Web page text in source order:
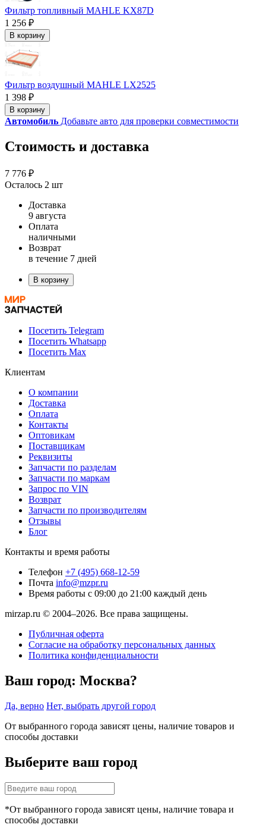
Фильтр топливный MAHLE KX87D
1 256 ₽
В корзину
Фильтр воздушный MAHLE LX2525
1 398 ₽
В корзину
Автомобиль Добавьте авто для проверки совместимости
Стоимость и доставка
7 776 ₽
Осталось 2 шт
Доставка
9 августа
Оплата
наличными
Возврат
в течение 7 дней
В корзину
Посетить Telegram
Посетить Whatsapp
Посетить Max
Клиентам
О компании
Доставка
Оплата
Контакты
Оптовикам
Поставщикам
Реквизиты
Запчасти по разделам
Запчасти по маркам
Запрос по VIN
Возврат
Запчасти по производителям
Отзывы
Блог
Контакты и время работы
Телефон +7 (495) 668-12-59
Почта info@mzpr.ru
Время работы с 09:00 до 21:00 каждый день
mirzap.ru © 2004–2026. Все права защищены.
Публичная оферта
Согласие на обработку персональных данных
Политика конфиденциальности
Ваш город: Москва?
Да, верно Нет, выбрать другой город
От выбранного города зависят цены, наличие товаров и
способы доставки
Выберите ваш город
*От выбранного города зависят цены, наличие товара и
способы доставки